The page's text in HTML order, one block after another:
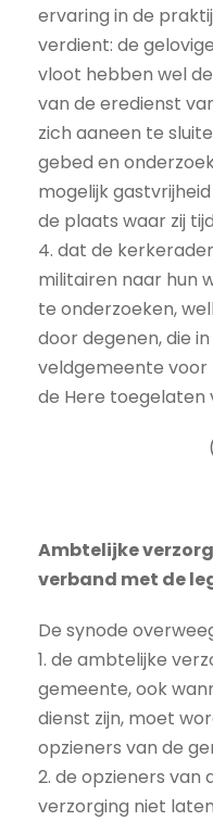
ervaring in de
verdient: de
vloot hebben wel
van de eredienst
zich aaneen te
gebed en
mogelijk
de plaats waar zij
4. dat de
militairen naar hun
te onderzoeken,
door degenen, die
veldgemeente
de Here toegelaten
Ambtelijke
verband met de
De synode
1. de ambtelijke
gemeente, ook
dienst zijn, moet
opzieners van de
2. de opzieners van
verzorging niet